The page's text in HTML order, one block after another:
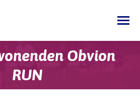
Obvion
RUN